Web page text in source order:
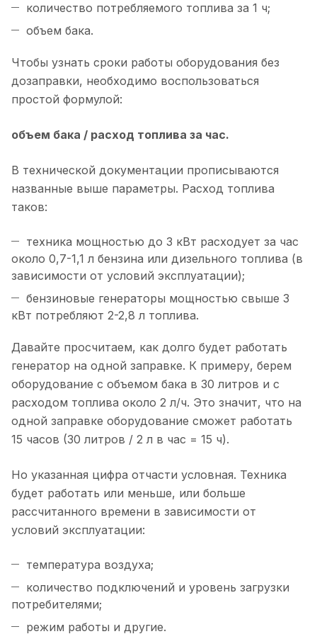
количество потребляемого топлива за 1 ч;
объем бака.
Чтобы узнать сроки работы оборудования без
дозаправки, необходимо воспользоваться
простой формулой:
объем бака / расход топлива за час.
В технической документации прописываются
названные выше параметры. Расход топлива
таков:
техника мощностью до 3 кВт расходует за час
около 0,7-1,1 л бензина или дизельного топлива (в
зависимости от условий эксплуатации);
бензиновые генераторы мощностью свыше 3
кВт потребляют 2-2,8 л топлива.
Давайте просчитаем, как долго будет работать
генератор на одной заправке. К примеру, берем
оборудование с объемом бака в 30 литров и с
расходом топлива около 2 л/ч. Это значит, что на
одной заправке оборудование сможет работать
15 часов (30 литров / 2 л в час = 15 ч).
Но указанная цифра отчасти условная. Техника
будет работать или меньше, или больше
рассчитанного времени в зависимости от
условий эксплуатации:
температура воздуха;
количество подключений и уровень загрузки
потребителями;
режим работы и другие.